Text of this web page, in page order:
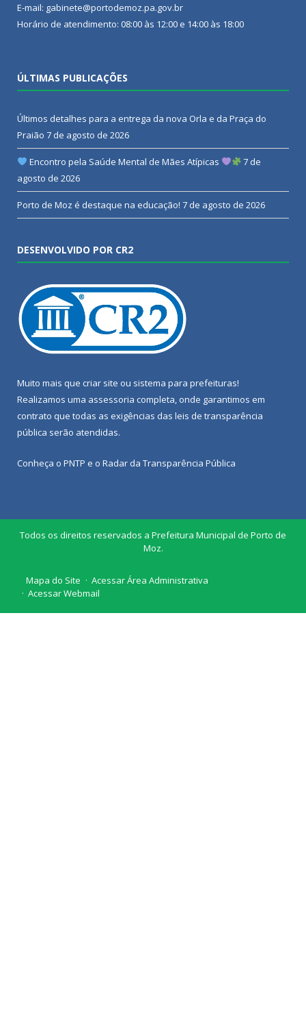
E-mail: gabinete@portodemoz.pa.gov.br
Horário de atendimento: 08:00 às 12:00 e 14:00 às 18:00
ÚLTIMAS PUBLICAÇÕES
Últimos detalhes para a entrega da nova Orla e da Praça do
Praião 7 de agosto de 2026
Encontro pela Saúde Mental de Mães Atípicas
7 de
agosto de 2026
Porto de Moz é destaque na educação! 7 de agosto de 2026
DESENVOLVIDO POR CR2
Muito mais que criar site ou sistema para prefeituras!
Realizamos uma assessoria completa, onde garantimos em
contrato que todas as exigências das leis de transparência
pública serão atendidas.
Conheça o PNTP e o Radar da Transparência Pública
Todos os direitos reservados a Prefeitura Municipal de Porto de
Moz.
Mapa do Site
Acessar Área Administrativa
Acessar Webmail